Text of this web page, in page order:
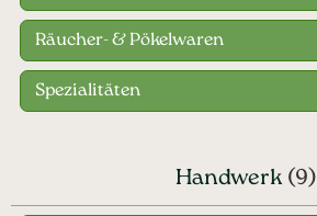
Räucher- & Pökelwaren
Spezialitäten
Handwerk (9)